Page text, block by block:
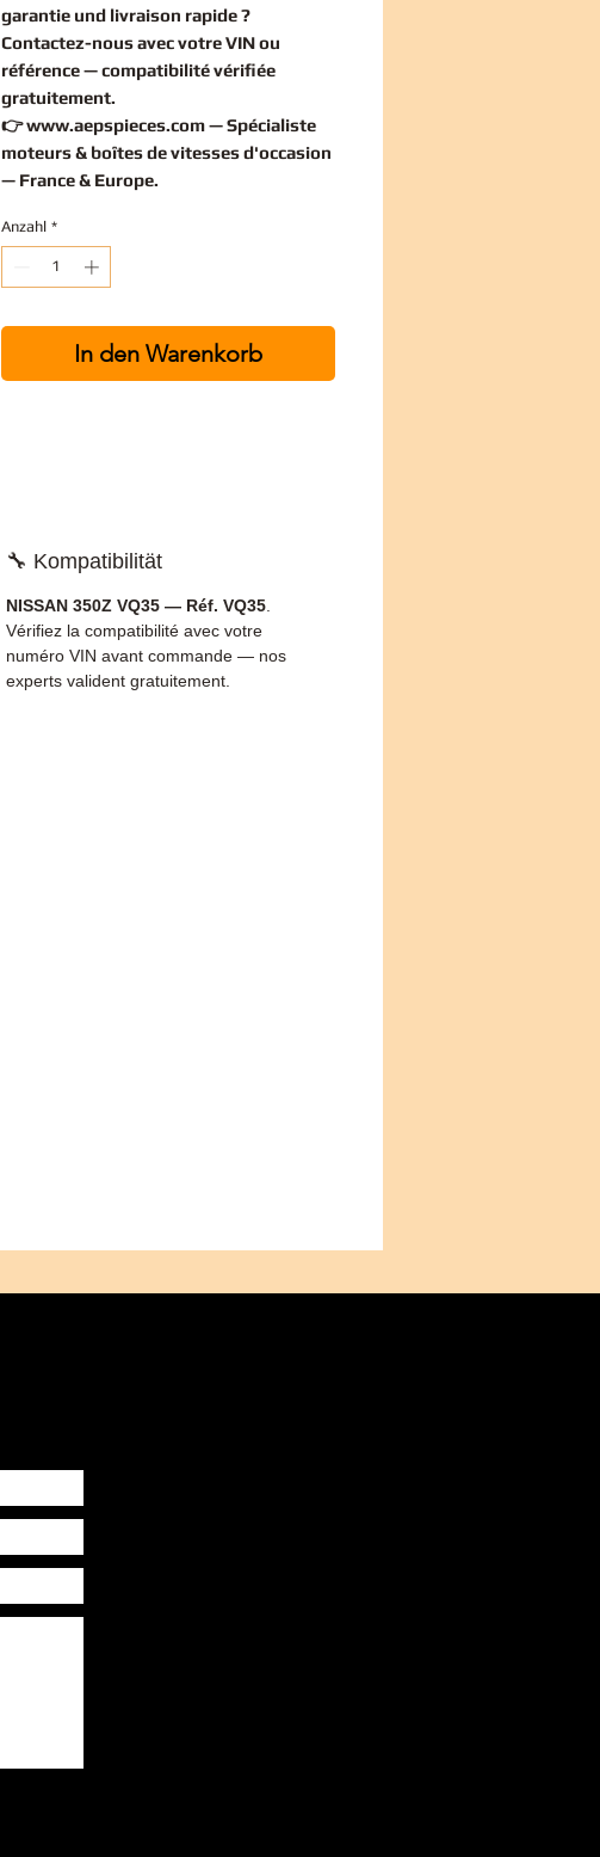
garantie und livraison rapide ?
Contactez-nous avec votre VIN ou
référence — compatibilité vérifiée
gratuitement.
👉www.aepspieces.com— Spécialiste
moteurs & boîtes de vitesses d'occasion
— France & Europe.
Anzahl *
In den Warenkorb
🔧 Kompatibilität
NISSAN 350Z VQ35 — Réf. VQ35
Vérifiez la compatibilité avec votre
numéro VIN avant commande — nos
experts valident gratuitement.